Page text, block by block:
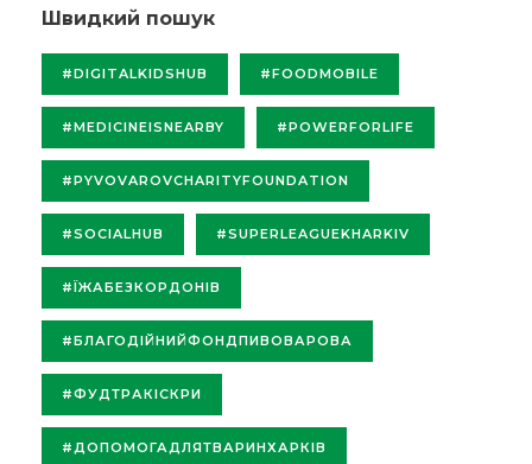
Швидкий пошук
#DIGITALKIDSHUB #FOODMOBILE
#MEDICINEISNEARBY #POWERFORLIFE
#PYVOVAROVCHARITYFOUNDATION
#SOCIALHUB #SUPERLEAGUEKHARKIV
#ЇЖАБЕЗКОРДОНІВ
#БЛАГОДІЙНИЙФОНДПИВОВАРОВА
#ФУДТРАКІСКРИ
#ДОПОМОГАДЛЯТВАРИНХАРКІВ